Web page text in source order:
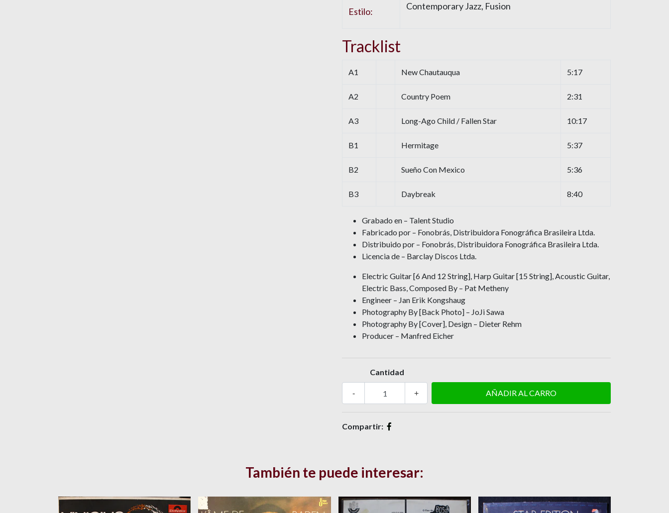
Estilo: Contemporary Jazz, Fusion
Tracklist
A1 New Chautauqua 5:17
A2 Country Poem 2:31
A3 Long-Ago Child / Fallen Star 10:17
B1 Hermitage 5:37
B2 Sueño Con Mexico 5:36
B3 Daybreak 8:40
Grabado en – Talent Studio
Fabricado por – Fonobrás, Distribuidora Fonográfica Brasileira Ltda.
Distribuido por – Fonobrás, Distribuidora Fonográfica Brasileira Ltda.
Licencia de – Barclay Discos Ltda.
Electric Guitar [6 And 12 String], Harp Guitar [15 String], Acoustic Guitar,
Electric Bass, Composed By – Pat Metheny
Engineer – Jan Erik Kongshaug
Photography By [Back Photo] – JoJi Sawa
Photography By [Cover], Design – Dieter Rehm
Producer – Manfred Eicher
Cantidad
+
-
Compartir:
También te puede interesar: